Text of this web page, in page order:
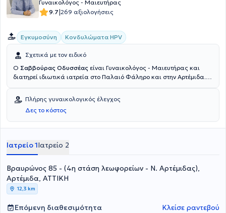
Γυναικολόγος - Μαιευτήρας
9.7|269 αξιολογήσεις
Εγκυμοσύνη Κονδυλώματα HPV
Σχετικά με τον ειδικό
Ο Σαββούρας Οδυσσέας είναι Γυναικολόγος - Μαιευτήρας και
διατηρεί ιδιωτικά ιατρεία στο Παλαιό Φάληρο και στην Αρτέμιδα.
πρόγραμμα στην Λαπαροσκοπική και Ρομποτική Χειρουργική στη
Γυναικολογία στο Πανεπιστήμιο Stanford των Ηνωμένων Πολιτειών
Αμερικής και έχει εξειδικευθεί στην παθολογία του τραχήλου της
μήτρας. Επιπλέον, είναι συγγραφέας του πρώτου παγκόσμιου
ενδομητρίωση, του C. Nezhat. Τέλος, έχει υπάρξει εκπαιδευτής
ρομποτικής – λαπαροσκοπικής χειρουργικής σε άλλους ιατρούς,
χειρουργικής στη Νέα Υόρκη των ΗΠΑ και είναι μέλος του Ιατρικού
Συλλόγου Αθηνών.
Πλήρης γυναικολογικός έλεγχος
Δες το κόστος
Ιατρείο 1Ιατρείο 2
Βραυρώνος 85 - (4η στάση λεωφορείων - Ν. Αρτέμιδας),
Αρτέμιδα, ΑΤΤΙΚΗ
12,3 km
Επόμενη διαθεσιμότητα Κλείσε ραντεβού